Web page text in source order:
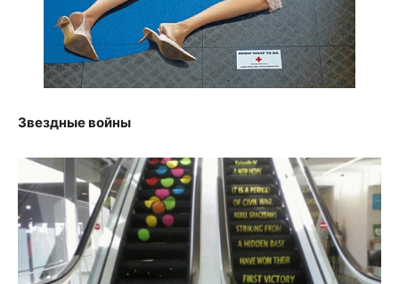
Звездные войны